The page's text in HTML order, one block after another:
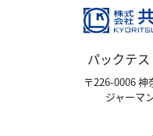
パックテ
〒226-0006
ジャーマ
遊離残留塩素
総残留塩素